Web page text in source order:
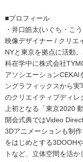
■プロフィール
・井口皓太(いぐち・こ
映像デザイナー / クリエ
NYと東京を拠点に活動
科在学中に株式会社
アソシエーションCEKAI
ングラフィックスから
のクリエイティブディレ
上初となる「東京2020
開会式典ではVideo
3Dアニメーションも制
をはじめとする3DOOH
トなど、立体空間を活